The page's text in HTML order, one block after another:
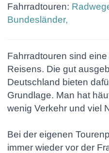
Fahrradtouren:
Bundesländer,
Fahrradtouren sind
Reisens. Die gut
Deutschland bieten
Grundlage. Man hat
wenig Verkehr und viel
Bei der eigenen
immer wieder vor der